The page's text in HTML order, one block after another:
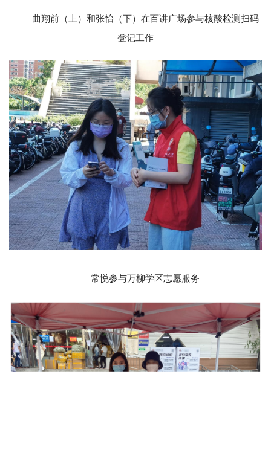
曲翔前（上）和张怡（下）在百讲广场参与核酸检测扫码
登记工作
常悦参与万柳学区志愿服务